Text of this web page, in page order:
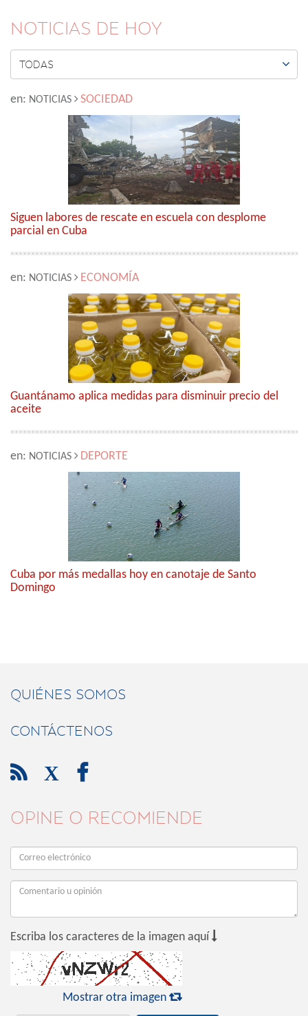
NOTICIAS DE HOY
TODAS 
en: NOTICIAS SOCIEDAD
Siguen labores de rescate en escuela con desplome
parcial en Cuba
en: NOTICIAS ECONOMÍA
Guantánamo aplica medidas para disminuir precio del
aceite
en: NOTICIAS DEPORTE
Cuba por más medallas hoy en canotaje de Santo
Domingo
QUIÉNES SOMOS
CONTÁCTENOS
 X 
OPINE O RECOMIENDE
Escriba los caracteres de la imagen aquí 
Mostrar otra imagen 